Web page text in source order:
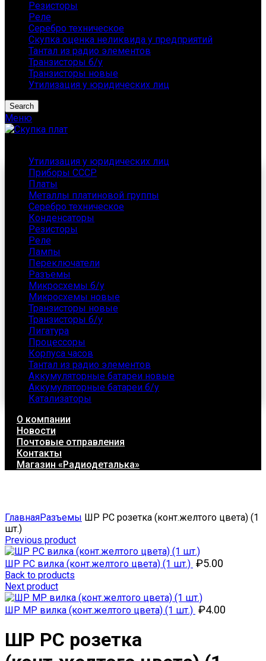
Резисторы
Реле
Серебро техническое
Скупка оценка неликвида у предприятий
Тантал из радио элементов
Транзисторы б/у
Транзисторы новые
Утилизация у юридических лиц
Search
Меню
Утилизация у юридических лиц
Приборы СССР
Платы
Металлы платиновой группы
Серебро техническое
Конденсаторы
Резисторы
Реле
Лампы
Переключатели
Разъемы
Микросхемы б/у
Микросхемы новые
Транзисторы новые
Транзисторы б/у
Лигатура
Процессоры
Корпуса часов
Тантал из радио элементов
Аккумуляторные батареи новые
Аккумуляторные батареи б/у
Катализаторы
О компании
Новости
Почтовые отправления
Контакты
Магазин «Радиодеталька»
ГлавнаяРазъемы ШР РС розетка (конт.желтого цвета) (1
шт.)
Previous product
ШР РС вилка (конт.желтого цвета) (1 шт.) ₽5.00
Back to products
Next product
ШР МР вилка (конт.желтого цвета) (1 шт.) ₽4.00
ШР РС розетка